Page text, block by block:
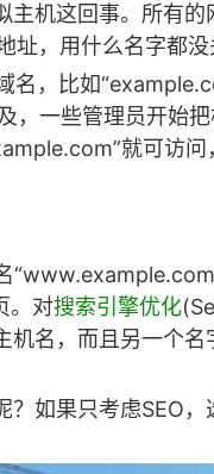
主机这回事。所有
址，用什么名字都没
名，比如
，一些管理员开始
就可访
。对搜索引擎优化
名，而且另一个
如果只考虑SEO